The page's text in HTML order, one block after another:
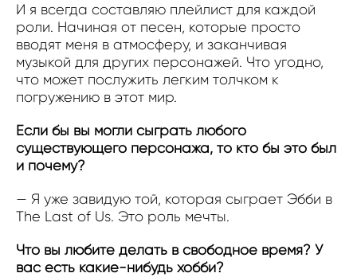
И я всегда составляю плейлист для каждой
роли. Начиная от песен, которые просто
вводят меня в атмосферу, и заканчивая
музыкой для других персонажей. Что угодно,
что может послужить легким толчком к
погружению в этот мир.
Если бы вы могли сыграть любого
существующего персонажа, то кто бы это был
и почему?
— Я уже завидую той, которая сыграет Эбби в
The Last of Us. Это роль мечты.
Что вы любите делать в свободное время? У
вас есть какие-нибудь хобби?